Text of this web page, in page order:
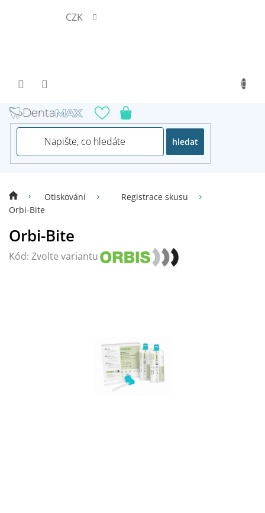
CZK
hledat
Otiskování
Registrace skusu
Orbi-Bite
Orbi-Bite
Kód: Zvolte variantu